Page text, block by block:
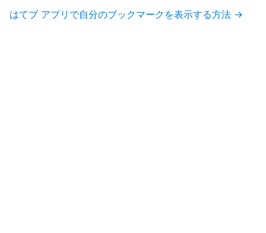
はてブ アプリで自分のブックマークを表示する方法 →